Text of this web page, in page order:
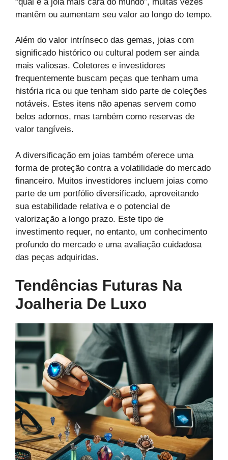
mantêm ou aumentam seu valor ao longo do tempo.
Além do valor intrínseco das gemas, joias com
significado histórico ou cultural podem ser ainda
mais valiosas. Coletores e investidores
frequentemente buscam peças que tenham uma
história rica ou que tenham sido parte de coleções
notáveis. Estes itens não apenas servem como
belos adornos, mas também como reservas de
valor tangíveis.
A diversificação em joias também oferece uma
forma de proteção contra a volatilidade do mercado
financeiro. Muitos investidores incluem joias como
parte de um portfólio diversificado, aproveitando
sua estabilidade relativa e o potencial de
valorização a longo prazo. Este tipo de
investimento requer, no entanto, um conhecimento
profundo do mercado e uma avaliação cuidadosa
das peças adquiridas.
Tendências Futuras Na
Joalheria De Luxo